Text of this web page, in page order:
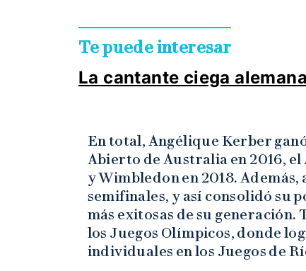
Te puede interesar
La cantante ciega
En total, Angélique Kerber
Abierto de Australia en 2016,
y Wimbledon en 2018.
semifinales, y así consolidó su
más exitosas de su
los Juegos Olímpicos, donde
individuales en los Juegos de